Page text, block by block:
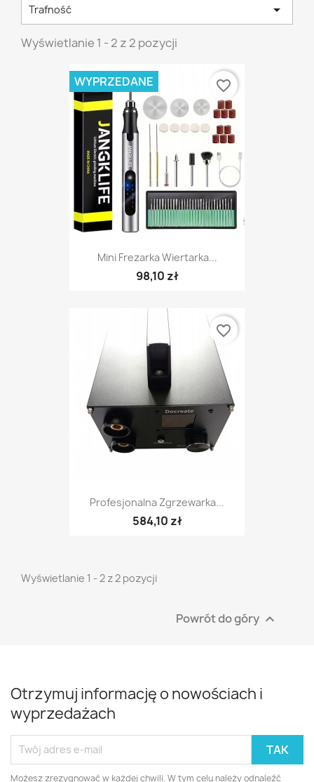
Trafność 
Wyświetlanie 1 - 2 z 2 pozycji
Mini Frezarka Wiertarka...
98,10 zł
WYPRZEDANE favorite_border
Profesjonalna Zgrzewarka...
584,10 zł
favorite_border
Wyświetlanie 1 - 2 z 2 pozycji
Powrót do góry 
Otrzymuj informację o nowościach i
wyprzedażach
Możesz zrezygnować w każdej chwili. W tym celu należy odnaleźć